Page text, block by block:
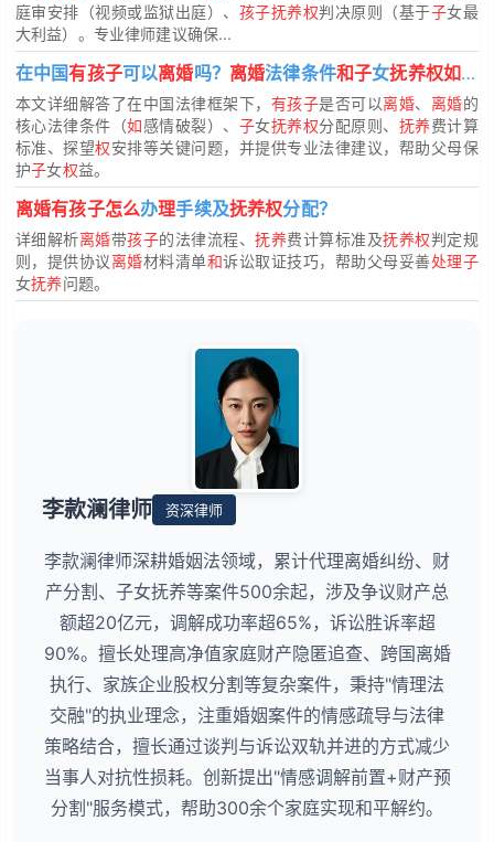
庭审安排（视频或监狱出庭）、 孩子抚养权判决原则（基于子女最
大利益）。专业律师建议确保...
在中国有孩子可以离婚吗？ 离婚法律条件和子女抚养权如何
本文详细解答了在中国法律框架下， 有孩子是否可以离婚、 离婚的
核心法律条件（如感情破裂）、 子女抚养权分配原则、 抚养费计算
标准、探望权安排等关键问题，并提供专业法律建议，帮助父母保
护子女权益。
离婚有孩子怎么办理手续及抚养权分配？
详细解析离婚带孩子的法律流程、抚养费计算标准及抚养权判定规
则，提供协议离婚材料清单和诉讼取证技巧，帮助父母妥善处理子
女抚养问题。
李款澜律师 资深律师
李款澜律师深耕婚姻法领域，累计代理离婚纠纷、财
产分割、子女抚养等案件500余起，涉及争议财产总
额超20亿元，调解成功率超65%，诉讼胜诉率超
90%。擅长处理高净值家庭财产隐匿追查、跨国离婚
执行、家族企业股权分割等复杂案件，秉持"情理法
交融"的执业理念，注重婚姻案件的情感疏导与法律
策略结合，擅长通过谈判与诉讼双轨并进的方式减少
当事人对抗性损耗。创新提出"情感调解前置+财产预
分割"服务模式，帮助300余个家庭实现和平解约。